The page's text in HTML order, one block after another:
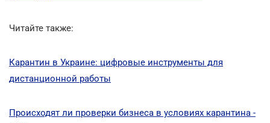
Читайте также:
Карантин в Украине: цифровые инструменты для
дистанционной работы
Происходят ли проверки бизнеса в условиях карантина -